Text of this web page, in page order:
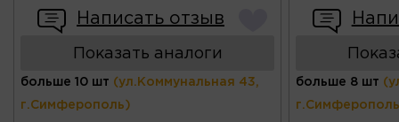
Написать отзыв
Показать аналоги
больше 10 шт (ул.Коммунальная 43,
г.Симферополь)
больше 8 шт